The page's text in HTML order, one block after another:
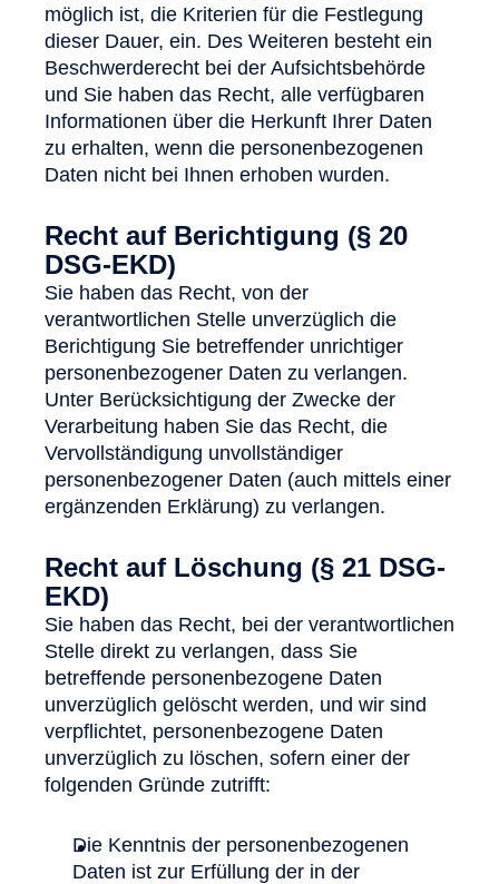
möglich ist, die Kriterien für die Festlegung
dieser Dauer, ein. Des Weiteren besteht ein
Beschwerderecht bei der Aufsichtsbehörde
und Sie haben das Recht, alle verfügbaren
Informationen über die Herkunft Ihrer Daten
zu erhalten, wenn die personenbezogenen
Daten nicht bei Ihnen erhoben wurden.
Recht auf Berichtigung (§ 20
DSG-EKD)
Sie haben das Recht, von der
verantwortlichen Stelle unverzüglich die
Berichtigung Sie betreffender unrichtiger
personenbezogener Daten zu verlangen.
Unter Berücksichtigung der Zwecke der
Verarbeitung haben Sie das Recht, die
Vervollständigung unvollständiger
personenbezogener Daten (auch mittels einer
ergänzenden Erklärung) zu verlangen.
Recht auf Löschung (§ 21 DSG-
EKD)
Sie haben das Recht, bei der verantwortlichen
Stelle direkt zu verlangen, dass Sie
betreffende personenbezogene Daten
unverzüglich gelöscht werden, und wir sind
verpflichtet, personenbezogene Daten
unverzüglich zu löschen, sofern einer der
folgenden Gründe zutrifft:
Die Kenntnis der personenbezogenen
Daten ist zur Erfüllung der in der